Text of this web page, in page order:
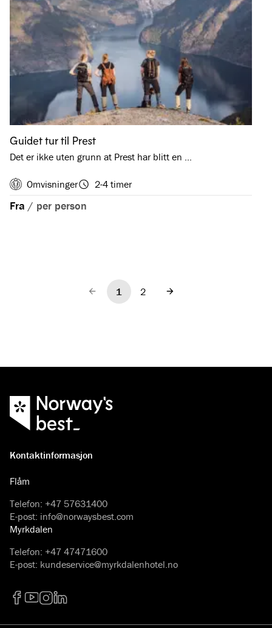
Guidet tur til Prest
Det er ikke uten grunn at Prest har blitt en …
Omvisninger 2-4 timer
Fra / per person
Forrige1 2 Neste
Kontaktinformasjon
Flåm
Telefon: +47 57631400
E-post: info@norwaysbest.com
Myrkdalen
Telefon: +47 47471600
E-post: kundeservice@myrkdalenhotel.no